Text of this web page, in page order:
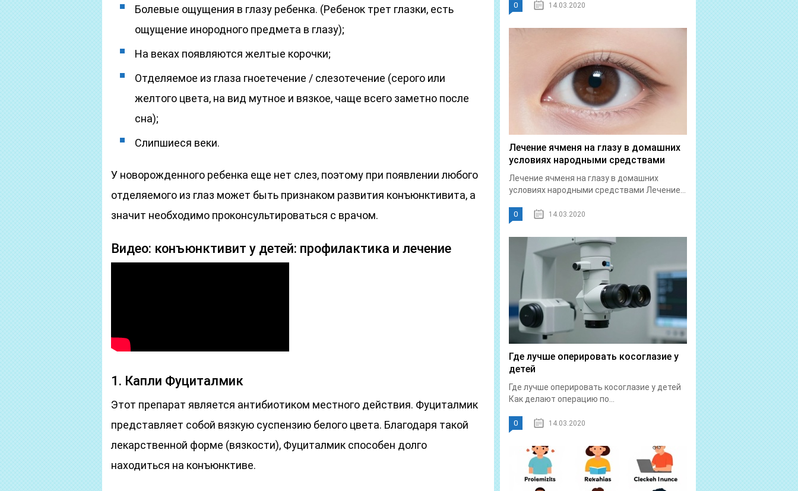
Болевые ощущения в глазу ребенка. (Ребенок трет глазки, есть
ощущение инородного предмета в глазу);
На веках появляются желтые корочки;
Отделяемое из глаза гноетечение / слезотечение (серого или
желтого цвета, на вид мутное и вязкое, чаще всего заметно после
сна);
Слипшиеся веки.
У новорожденного ребенка еще нет слез, поэтому при появлении любого
отделяемого из глаз может быть признаком развития конъюнктивита, а
значит необходимо проконсультироваться с врачом.
Видео: конъюнктивит у детей: профилактика и лечение
1. Капли Фуциталмик
Этот препарат является антибиотиком местного действия. Фуциталмик
представляет собой вязкую суспензию белого цвета. Благодаря такой
лекарственной форме (вязкости), Фуциталмик способен долго
находиться на конъюнктиве.
0 14.03.2020
Лечение ячменя на глазу в домашних
условиях народными средствами
Лечение ячменя на глазу в домашних
условиях народными средствами Лечение...
0 14.03.2020
Где лучше оперировать косоглазие у
детей
Где лучше оперировать косоглазие у детей
Как делают операцию по...
0 14.03.2020